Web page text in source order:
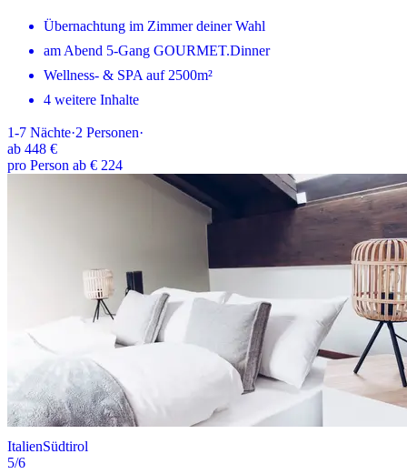
Übernachtung im Zimmer deiner Wahl
am Abend 5-Gang GOURMET.Dinner
Wellness- & SPA auf 2500m²
4 weitere Inhalte
1-7 Nächte·2 Personen·
ab 448 €
pro Person ab € 224
ItalienSüdtirol
5/6